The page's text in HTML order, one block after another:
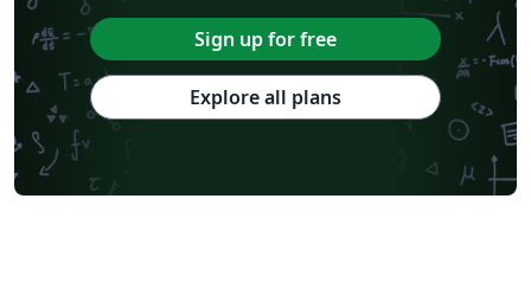
Sign up for free
Explore all plans